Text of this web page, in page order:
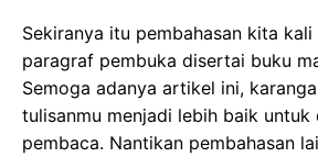
Sekiranya itu pembahasan kita
paragraf pembuka disertai buku
Semoga adanya artikel ini,
tulisanmu menjadi lebih baik untuk
pembaca. Nantikan pembahasan